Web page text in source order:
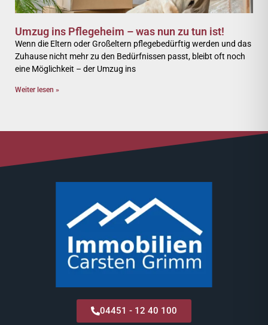
Umzug ins Pflegeheim – was nun zu tun ist!
Wenn die Eltern oder Großeltern pflegebedürftig werden und das
Zuhause nicht mehr zu den Bedürfnissen passt, bleibt oft noch
eine Möglichkeit – der Umzug ins
Weiter lesen »
04451 - 12 40 100